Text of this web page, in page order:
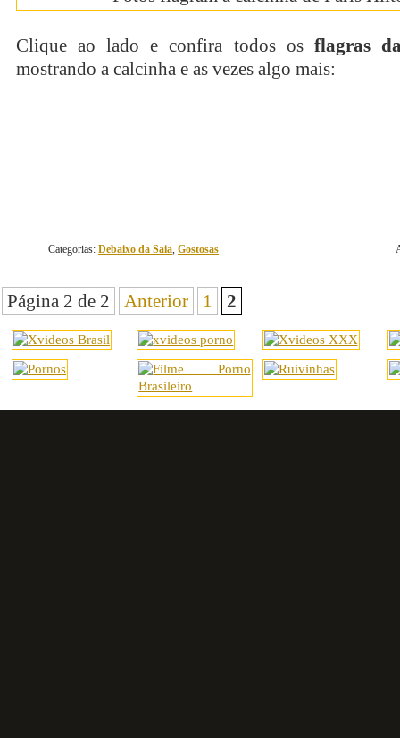
Clique ao lado e confira todos os flagras
mostrando a calcinha e as vezes algo mais:
Categorias: Debaixo da Saia, Gostosas
Página 2 de 2 Anterior 1 2